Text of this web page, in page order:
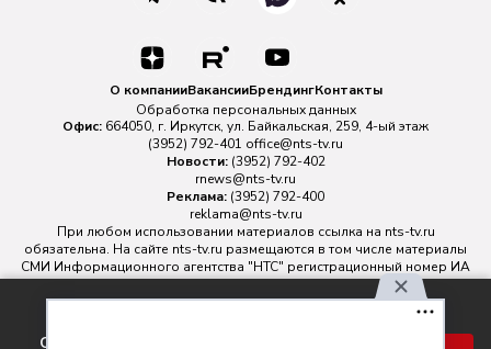
соглашаетесь с правилами
О компанииВакансииБрендингКонтакты
Обработка персональных данных
Офис: 664050, г. Иркутск, ул. Байкальская, 259, 4-ый этаж
(3952) 792-401 office@nts-tv.ru
Новости: (3952) 792-402
rnews@nts-tv.ru
Реклама: (3952) 792-400
reklama@nts-tv.ru
При любом использовании материалов ссылка на nts-tv.ru
обязательна. На сайте nts-tv.ru размещаются в том числе материалы
СМИ Информационного агентства "НТС" регистрационный номер ИА
№ ФС 77 - 88763 зарегистрировано Федеральной службой по
надзору в сфере связи, информационных технологий и массовых
Главный редактор ИА "НТС" Иштулкин Евгений Александрович
16+